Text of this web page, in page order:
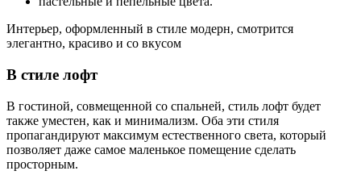
Интерьер, оформленный в стиле модерн, смотрится
элегантно, красиво и со вкусом
В стиле лофт
В гостиной, совмещенной со спальней, стиль лофт будет
также уместен, как и минимализм. Оба эти стиля
пропагандируют максимум естественного света, который
позволяет даже самое маленькое помещение сделать
просторным.